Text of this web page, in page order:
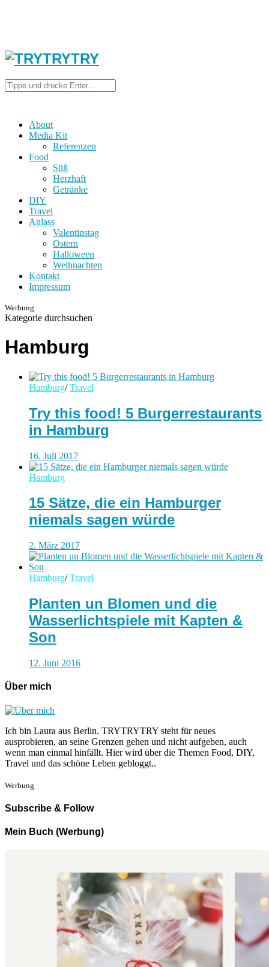
About
Media Kit
Referenzen
Food
Süß
Herzhaft
Getränke
DIY
Travel
Anlass
Valentinstag
Ostern
Halloween
Weihnachten
Kontakt
Impressum
Werbung
Kategorie durchsuchen
Hamburg
Hamburg/ Travel
Try this food! 5 Burgerrestaurants
in Hamburg
16. Juli 2017
Hamburg
15 Sätze, die ein Hamburger
niemals sagen würde
2. März 2017
Hamburg/ Travel
Planten un Blomen und die
Wasserlichtspiele mit Kapten &
Son
12. Juni 2016
Über mich
Ich bin Laura aus Berlin. TRYTRYTRY steht für neues
ausprobieren, an seine Grenzen gehen und nicht aufgeben, auch
wenn man einmal hinfällt. Hier wird über die Themen Food, DIY,
Travel und das schöne Leben gebloggt..
Werbung
Subscribe & Follow
Mein Buch (Werbung)